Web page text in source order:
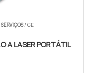
/ CE
A LASER PORTÁTIL